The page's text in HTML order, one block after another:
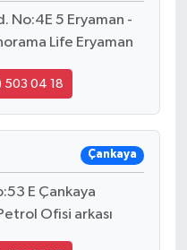
No:4E 5 Eryaman -
Life Eryaman
503 04 18
Çankaya
E Çankaya
Ofisi arkası